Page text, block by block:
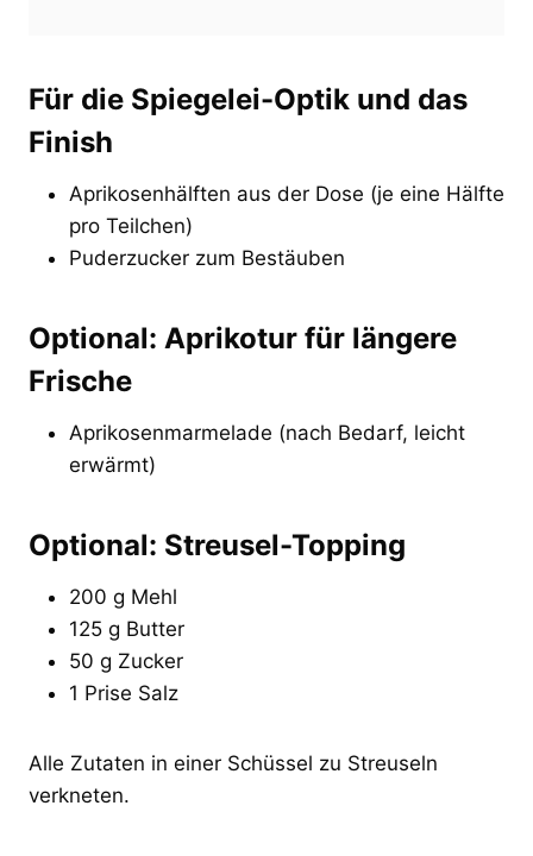
Für die Spiegelei-Optik und das
Finish
Aprikosenhälften aus der Dose (je eine Hälfte
pro Teilchen)
Puderzucker zum Bestäuben
Optional: Aprikotur für längere
Frische
Aprikosenmarmelade (nach Bedarf, leicht
erwärmt)
Optional: Streusel-Topping
200 g Mehl
125 g Butter
50 g Zucker
1 Prise Salz
Alle Zutaten in einer Schüssel zu Streuseln
verkneten.